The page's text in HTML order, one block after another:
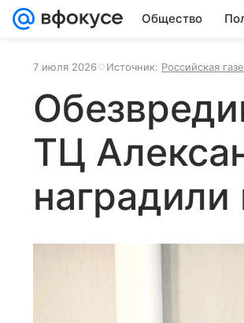
Общество
7 июля 2026 Источник: Российская
ТЦ